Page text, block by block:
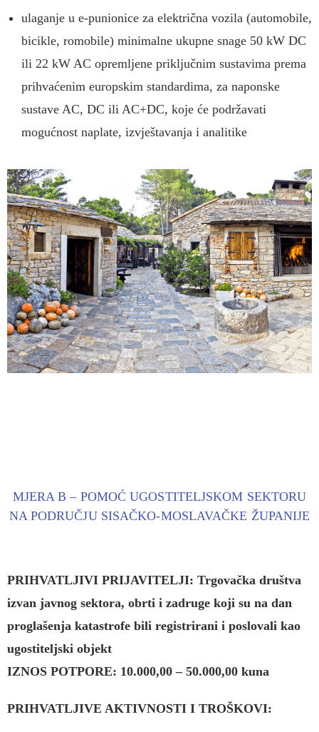
ulaganje u e-punionice za električna vozila (automobile,
bicikle, romobile) minimalne ukupne snage 50 kW DC
ili 22 kW AC opremljene priključnim sustavima prema
prihvaćenim europskim standardima, za naponske
sustave AC, DC ili AC+DC, koje će podržavati
mogućnost naplate, izvještavanja i analitike
MJERA B – POMOĆ UGOSTITELJSKOM SEKTORU
NA PODRUČJU SISAČKO-MOSLAVAČKE ŽUPANIJE
PRIHVATLJIVI PRIJAVITELJI: Trgovačka društva
izvan javnog sektora, obrti i zadruge koji su na dan
proglašenja katastrofe bili registrirani i poslovali kao
ugostiteljski objekt
IZNOS POTPORE: 10.000,00 – 50.000,00 kuna
PRIHVATLJIVE AKTIVNOSTI I TROŠKOVI: